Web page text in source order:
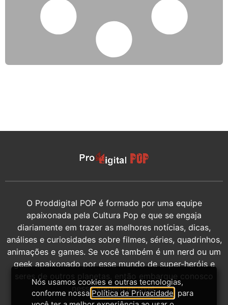
O Proddigital POP é formado por uma equipe
apaixonada pela Cultura Pop e que se engaja
diariamente em trazer as melhores notícias, dicas,
análises e curiosidades sobre filmes, séries, quadrinhos,
animações e games. Se você também é um nerd ou um
geek apaixonado por esse mundo de super-heróis e
seres de outros planetas, então embarque conosco
nessa viagem incrível.
Nós usamos cookies e outras tecnologias,
conforme nossa Política de Privacidade , para